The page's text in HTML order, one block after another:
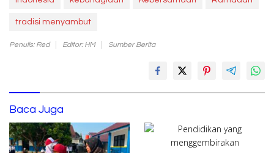
tradisi menyambut
Penulis: Red Editor: HM Sumber Berita
Baca Juga